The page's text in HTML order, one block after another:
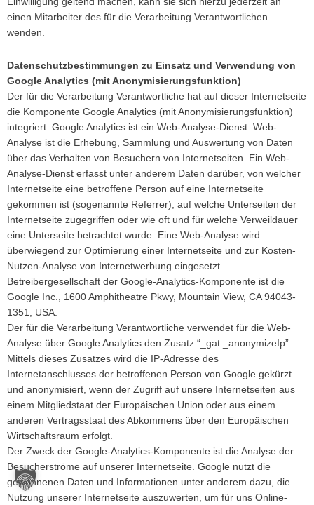
einen Mitarbeiter des für die Verarbeitung Verantwortlichen
wenden.
Datenschutzbestimmungen zu Einsatz und Verwendung von
Google Analytics (mit Anonymisierungsfunktion)
Der für die Verarbeitung Verantwortliche hat auf dieser Internetseite
die Komponente Google Analytics (mit Anonymisierungsfunktion)
integriert. Google Analytics ist ein Web-Analyse-Dienst. Web-
Analyse ist die Erhebung, Sammlung und Auswertung von Daten
über das Verhalten von Besuchern von Internetseiten. Ein Web-
Analyse-Dienst erfasst unter anderem Daten darüber, von welcher
Internetseite eine betroffene Person auf eine Internetseite
gekommen ist (sogenannte Referrer), auf welche Unterseiten der
Internetseite zugegriffen oder wie oft und für welche Verweildauer
eine Unterseite betrachtet wurde. Eine Web-Analyse wird
überwiegend zur Optimierung einer Internetseite und zur Kosten-
Nutzen-Analyse von Internetwerbung eingesetzt.
Betreibergesellschaft der Google-Analytics-Komponente ist die
Google Inc., 1600 Amphitheatre Pkwy, Mountain View, CA 94043-
1351, USA.
Der für die Verarbeitung Verantwortliche verwendet für die Web-
Analyse über Google Analytics den Zusatz “_gat._anonymizeIp”.
Mittels dieses Zusatzes wird die IP-Adresse des
Internetanschlusses der betroffenen Person von Google gekürzt
und anonymisiert, wenn der Zugriff auf unsere Internetseiten aus
einem Mitgliedstaat der Europäischen Union oder aus einem
anderen Vertragsstaat des Abkommens über den Europäischen
Wirtschaftsraum erfolgt.
Der Zweck der Google-Analytics-Komponente ist die Analyse der
Besucherströme auf unserer Internetseite. Google nutzt die
gewonnenen Daten und Informationen unter anderem dazu, die
Nutzung unserer Internetseite auszuwerten, um für uns Online-